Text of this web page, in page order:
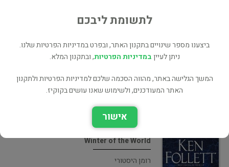
Winter of the World
Winter of the World
רומן היסטורי
לתשומת ליבכם
ביצענו מספר שינויים בתקנון האתר, ובפרט במדיניות הפרטיות שלנו.
ניתן לעייןבמדיניות הפרטיות, ובתקנון המלא.
המשך הגלישה באתר, מהווה הסכמה שלכם למדיניות הפרטיות ולתקנון
האתר המעודכנים, ולשימוש שאנו עושים בקוקיז.
אישור